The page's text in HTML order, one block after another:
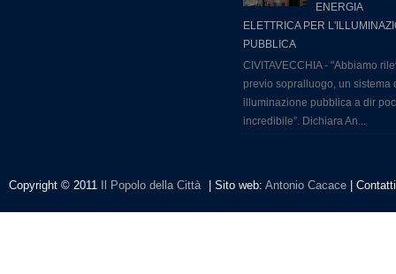
ENERGIA
ELETTRICA PER
PUBBLICA
CIVITAVECCHIA - "Abbiamo
previo sopralluogo, un sistema
illuminazione pubblica a dir
incredibile”. Dichiara An...
Copyright © 2011 Il Popolo della Città | Sito web: Antonio Cacace |